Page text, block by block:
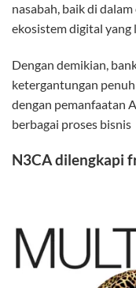
nasabah, baik di
ekosistem digital yang
Dengan demikian,
ketergantungan
dengan pemanfaatan
berbagai proses bisnis
N3CA dilengkapi